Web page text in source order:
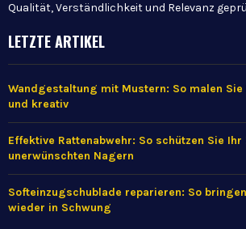
Qualität, Verständlichkeit und Relevanz
LETZTE ARTIKEL
Wandgestaltung mit Mustern: So malen
und kreativ
Effektive Rattenabwehr: So schützen Sie Ihr
unerwünschten Nagern
Softeinzugschublade reparieren: So
wieder in Schwung